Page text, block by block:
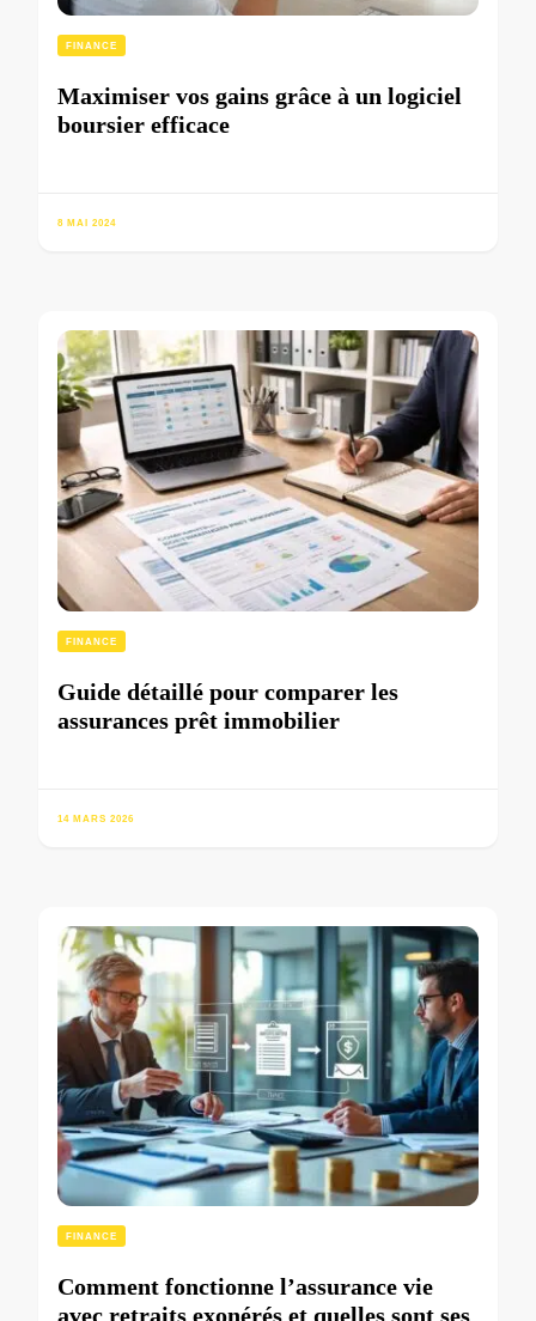
FINANCE
Maximiser vos gains grâce à un logiciel
boursier efficace
8 MAI 2024
FINANCE
Guide détaillé pour comparer les
assurances prêt immobilier
14 MARS 2026
FINANCE
Comment fonctionne l’assurance vie
avec retraits exonérés et quelles sont ses